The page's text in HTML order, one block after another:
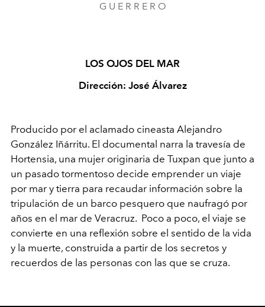
G U E R R E R O
LOS OJOS DEL MAR
Dirección: José Álvarez
Producido por el aclamado cineasta Alejandro
González Iñárritu. El documental narra la travesía de
Hortensia, una mujer originaria de Tuxpan que junto a
un pasado tormentoso decide emprender un viaje
por mar y tierra para recaudar información sobre la
tripulación de un barco pesquero que naufragó por
años en el mar de Veracruz. Poco a poco, el viaje se
convierte en una reflexión sobre el sentido de la vida
y la muerte, construida a partir de los secretos y
recuerdos de las personas con las que se cruza.